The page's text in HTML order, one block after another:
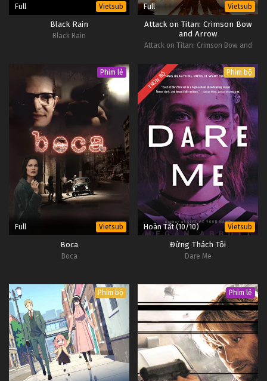
Full Vietsub
Black Rain
Black Rain
Full Vietsub
Attack on Titan: Crimson Bow
and Arrow
Attack on Titan: Crimson Bow and
Phim lẻ
Full Vietsub
Boca
Boca
TRỌN BỘ Phim bộ
Hoàn Tất (10/10) Vietsub
Đừng Thách Tôi
Dare Me
Phim bộ Phim lẻ